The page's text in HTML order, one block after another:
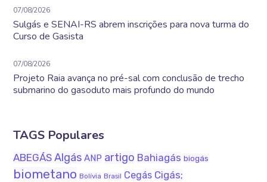
07/08/2026
Sulgás e SENAI-RS abrem inscrições para nova turma do
Curso de Gasista
07/08/2026
Projeto Raia avança no pré-sal com conclusão de trecho
submarino do gasoduto mais profundo do mundo
TAGS Populares
ABEGÁS Algás ANP artigo Bahiagás biogás
biometano Bolívia Brasil Cegás Cigás;